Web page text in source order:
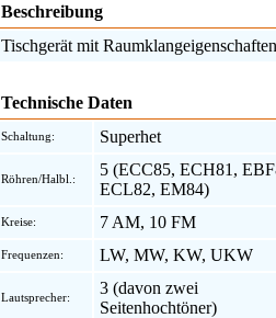
Beschreibung
Tischgerät mit
Technische Daten
Schaltung: Superhet
Röhren/Halbl.:
5 (ECC85, ECH81,
ECL82, EM84)
Kreise: 7 AM, 10 FM
Frequenzen: LW, MW, KW, UKW
Lautsprecher:
3 (davon zwei
Seitenhochtöner)